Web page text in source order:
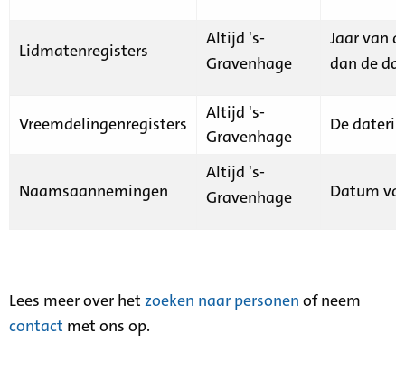
Lidmatenregisters
Altijd 's-
Gravenhage
Jaar van
dan de
Vreemdelingenregisters
Altijd 's-
Gravenhage
De
Naamsaannemingen
Altijd 's-
Gravenhage
Datum
Lees meer over het zoeken naar personen of neem
contact met ons op.